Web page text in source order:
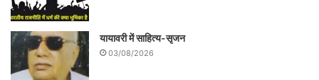
यायावरी में साहित्य-सृजन
03/08/2026